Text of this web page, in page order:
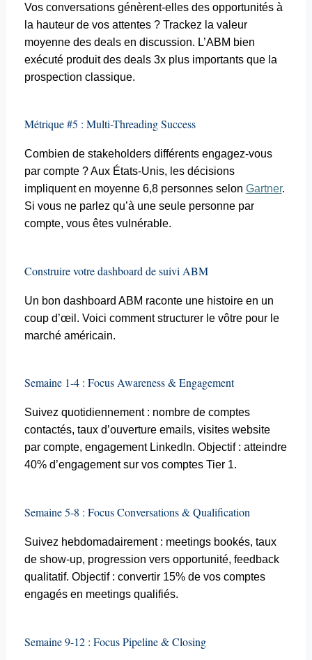
Vos conversations génèrent-elles des opportunités à
la hauteur de vos attentes ? Trackez la valeur
moyenne des deals en discussion. L’ABM bien
exécuté produit des deals 3x plus importants que la
prospection classique.
Métrique #5 : Multi-Threading Success
Combien de stakeholders différents engagez-vous
par compte ? Aux États-Unis, les décisions
impliquent en moyenne 6,8 personnes selon Gartner.
Si vous ne parlez qu’à une seule personne par
compte, vous êtes vulnérable.
Construire votredashboard de suivi ABM
Un bon dashboard ABM raconte une histoire en un
coup d’œil. Voici comment structurer le vôtre pour le
marché américain.
Semaine 1-4 : FocusAwareness& Engagement
Suivez quotidiennement : nombre de comptes
contactés, taux d’ouverture emails, visites website
par compte, engagement LinkedIn. Objectif : atteindre
40% d’engagement sur vos comptes Tier 1.
Semaine 5-8 : Focus Conversations & Qualification
Suivez hebdomadairement : meetings bookés, taux
de show-up, progression vers opportunité, feedback
qualitatif. Objectif : convertir 15% de vos comptes
engagés en meetings qualifiés.
Semaine 9-12 : Focus Pipeline &Closing